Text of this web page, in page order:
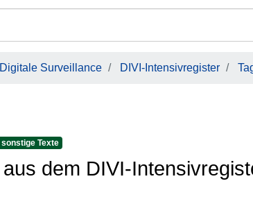
Digitale Surveillance DIVI-Intensivregister
Texte
dem DIVI-